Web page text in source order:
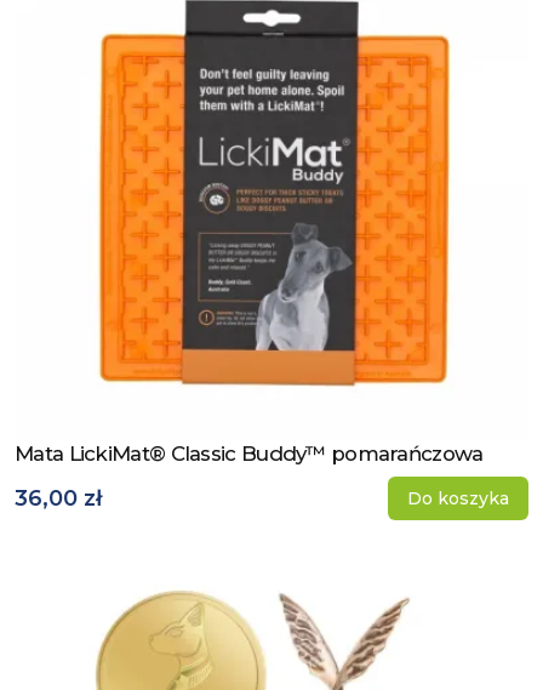
Zobacz produkt
Mata LickiMat® Classic Buddy™ pomarańczowa
36,00 zł Do koszyka